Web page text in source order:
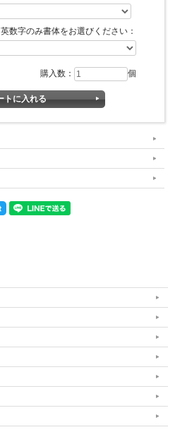
英数字のみ書体をお選びください：
購入数： 個